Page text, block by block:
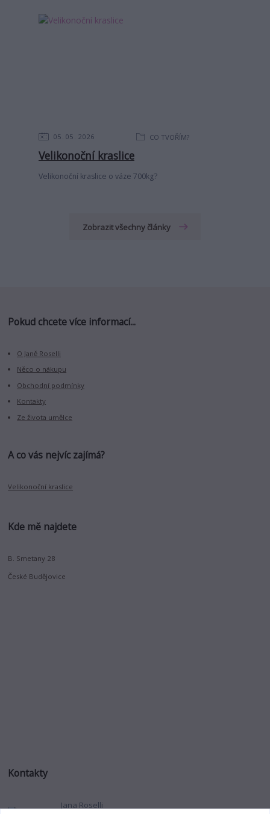
05 05 2026 CO TVOŘÍM?
Velikonoční kraslice
Velikonoční kraslice o váze 700kg?
Zobrazit všechny články
Pokud chcete více informací...
O Janě Roselli
Něco o nákupu
Obchodní podmínky
Kontakty
Ze života umělce
A co vás nejvíc zajímá?
Velikonoční kraslice
Kde mě najdete
B. Smetany 28
České Budějovice
Kontakty
Jana Roselli